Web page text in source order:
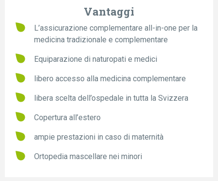
Vantaggi
L’assicurazione complementare all-in-one per la
medicina tradizionale e complementare
Equiparazione di naturopati e medici
libero accesso alla medicina complementare
libera scelta dell’ospedale in tutta la Svizzera
Copertura all’estero
ampie prestazioni in caso di maternità
Ortopedia mascellare nei minori